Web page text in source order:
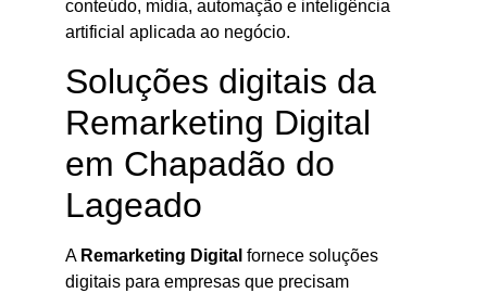
conteúdo, mídia, automação e inteligência
artificial aplicada ao negócio.
Soluções digitais da
Remarketing Digital
em Chapadão do
Lageado
A Remarketing Digital fornece soluções
digitais para empresas que precisam